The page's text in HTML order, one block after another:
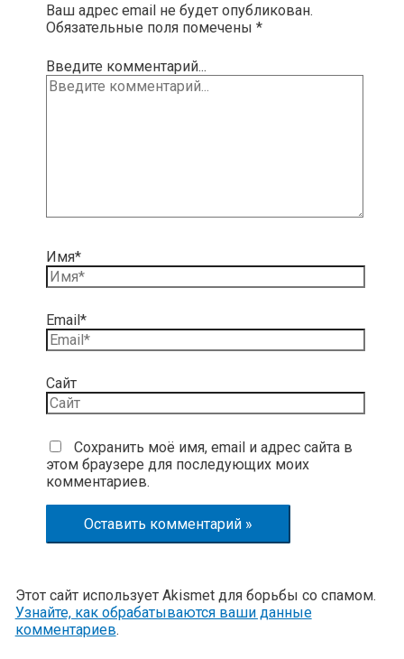
Ваш адрес email не будет опубликован.
Обязательные поля помечены *
Введите комментарий...
Имя*
Email*
Сайт
Сохранить моё имя, email и адрес сайта в
этом браузере для последующих моих
комментариев.
Этот сайт использует Akismet для борьбы со спамом.
Узнайте, как обрабатываются ваши данные
комментариев.